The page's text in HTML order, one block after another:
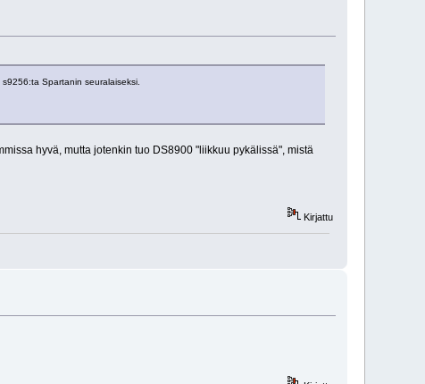
Spartanin seuralaiseksi.
hyvä, mutta jotenkin tuo DS8900 "liikkuu pykälissä", mistä
Kirjattu